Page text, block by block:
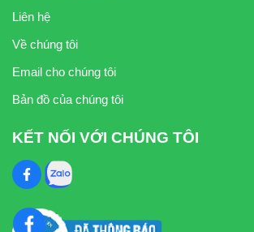
Liên hệ
Về chúng tôi
Email cho chúng tôi
Bản đồ của chúng tôi
KẾT NỐI VỚI CHÚNG TÔI